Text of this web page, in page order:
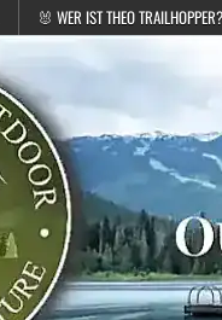
🐰 WER IST THEO TRAILHOPPER?